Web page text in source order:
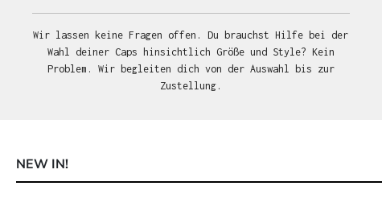
Wir lassen keine Fragen offen. Du brauchst Hilfe bei der
Wahl deiner Caps hinsichtlich Größe und Style? Kein
Problem. Wir begleiten dich von der Auswahl bis zur
Zustellung.
NEW IN!